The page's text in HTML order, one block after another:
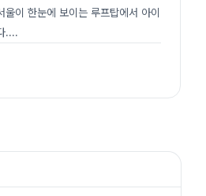
이 한눈에 보이는 루프탑에서 아이
....